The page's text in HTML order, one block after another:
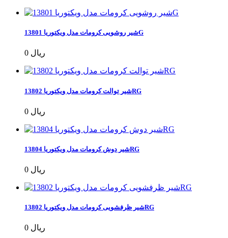
شیر روشویی کرومات مدل ویکتوریا 13801G
0 ریال
شیر توالت کرومات مدل ویکتوریا 13802RG
0 ریال
شیر دوش کرومات مدل ویکتوریا 13804RG
0 ریال
شیر ظرفشویی کرومات مدل ویکتوریا 13802RG
0 ریال